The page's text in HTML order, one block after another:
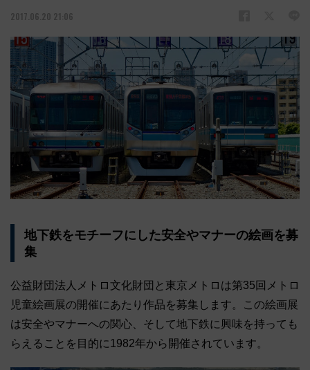
2017.06.20 21:06
地下鉄をモチーフにした安全やマナーの絵画を募
集
公益財団法人メトロ文化財団と東京メトロは第35回メトロ
児童絵画展の開催にあたり作品を募集します。この絵画展
は安全やマナーへの関心、そして地下鉄に興味を持っても
らえることを目的に1982年から開催されています。